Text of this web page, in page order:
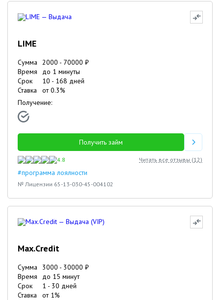
LIME
Сумма 2000 - 70000 ₽
Время
до 1 минуты
Срок
10 - 168 дней
Ставка
от0.3%
Получение:
Получить займ
4.8 Читать все отзывы (12)
#программа лоялности
№ Лицензии 65-13-030-45-004102
Max.Credit
Сумма 3000 - 30000 ₽
Время
до 15 минут
Срок
1 - 30 дней
Ставка
от 1%